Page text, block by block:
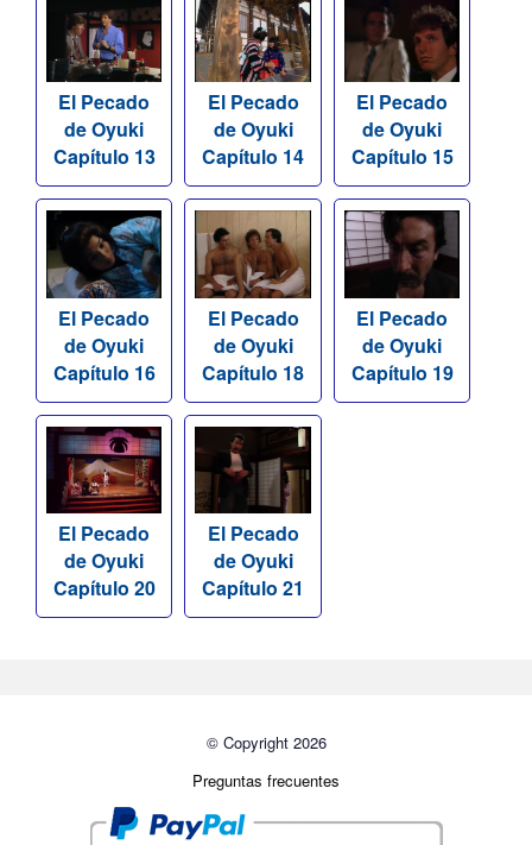
El Pecado
de Oyuki
Capítulo 13
El Pecado
de Oyuki
Capítulo 14
El Pecado
de Oyuki
Capítulo 15
El Pecado
de Oyuki
Capítulo 16
El Pecado
de Oyuki
Capítulo 18
El Pecado
de Oyuki
Capítulo 19
El Pecado
de Oyuki
Capítulo 20
El Pecado
de Oyuki
Capítulo 21
© Copyright 2026
Preguntas frecuentes